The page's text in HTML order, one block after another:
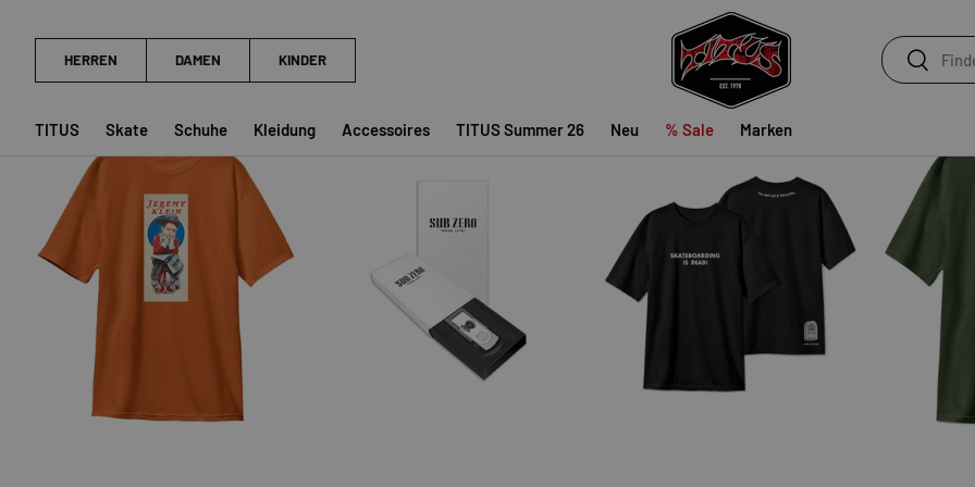
Suchen
Suchen
TITUS Skate Schuhe Kleidung Accessoires TITUS Summer 26 Neu % Sale Marken